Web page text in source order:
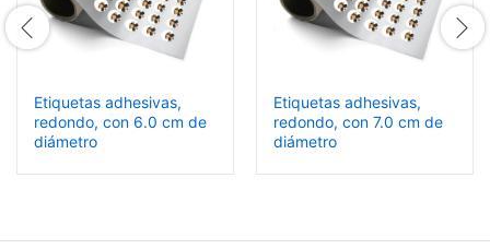
Etiquetas adhesivas,
redondo, con 6.0 cm de
diámetro
Etiquetas adhesivas,
redondo, con 7.0 cm de
diámetro